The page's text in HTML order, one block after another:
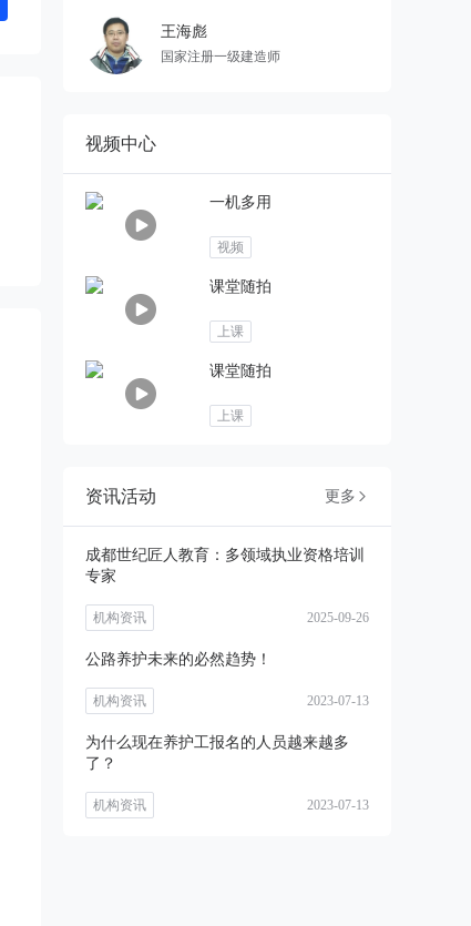
王海彪
国家注册一级建造师
视频中心
一机多用
视频
课堂随拍
上课
课堂随拍
上课
资讯活动 更多 
成都世纪匠人教育：多领域执业资格培训
专家
机构资讯 2025-09-26
公路养护未来的必然趋势！
机构资讯 2023-07-13
为什么现在养护工报名的人员越来越多
了？
机构资讯 2023-07-13